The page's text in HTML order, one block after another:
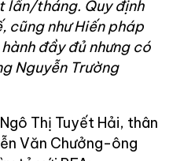
lần/tháng. Quy định
cũng như Hiến pháp
đầy đủ nhưng có
Nguyễn Trường
Thị Tuyết Hải, thân
Văn Chưởng-ông